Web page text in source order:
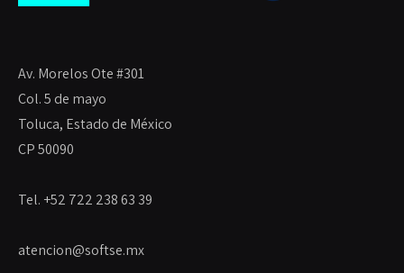
Av. Morelos Ote #301
Col. 5 de mayo
Toluca, Estado de México
CP 50090
Tel. +52 722 238 63 39
atencion@softse.mx